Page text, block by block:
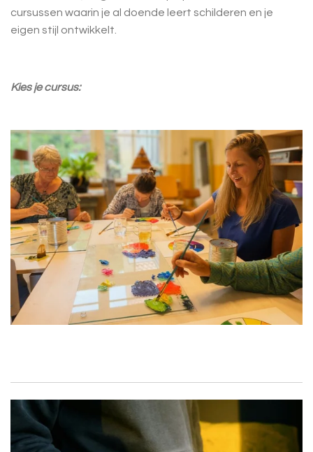
cursussen waarin je al doende leert schilderen en je
eigen stijl ontwikkelt.
Kies je cursus: